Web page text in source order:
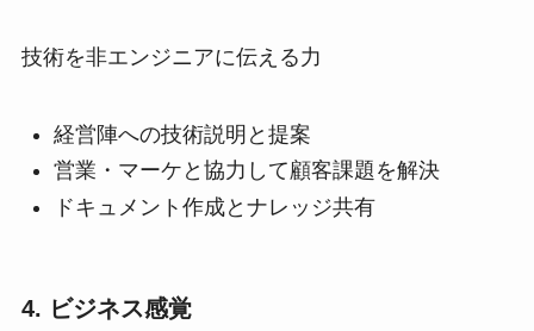
技術を非エンジニアに伝える力
経営陣への技術説明と提案
営業・マーケと協力して顧客課題を解決
ドキュメント作成とナレッジ共有
4. ビジネス感覚